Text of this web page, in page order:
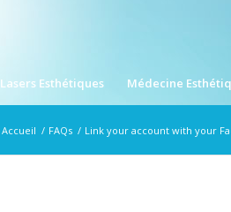
Lasers Esthétiques Médecine
Accueil / FAQs / Link your account with your